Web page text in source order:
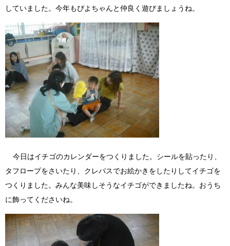
していました。今年もぴよちゃんと仲良く遊びましょうね。
今日はイチゴのカレンダーをつくりました。シールを貼ったり、
タフロープをさいたり、クレパスでお絵かきをしたりしてイチゴを
つくりました。みんな美味しそうなイチゴができましたね。おうち
に飾ってくださいね。